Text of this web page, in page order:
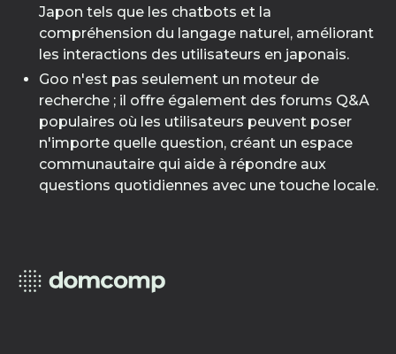
Japon tels que les chatbots et la
compréhension du langage naturel, améliorant
les interactions des utilisateurs en japonais.
Goo n'est pas seulement un moteur de
recherche ; il offre également des forums Q&A
populaires où les utilisateurs peuvent poser
n'importe quelle question, créant un espace
communautaire qui aide à répondre aux
questions quotidiennes avec une touche locale.